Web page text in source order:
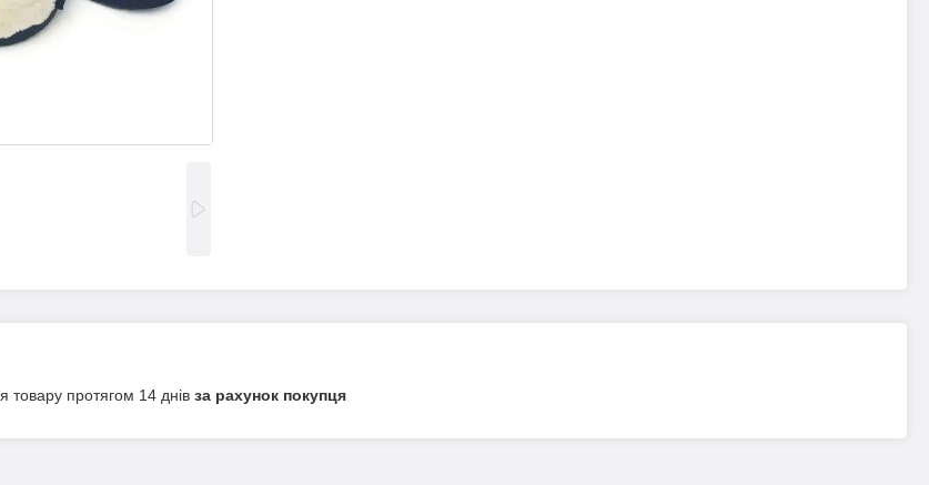
товару протягом 14 днів за рахунок покупця